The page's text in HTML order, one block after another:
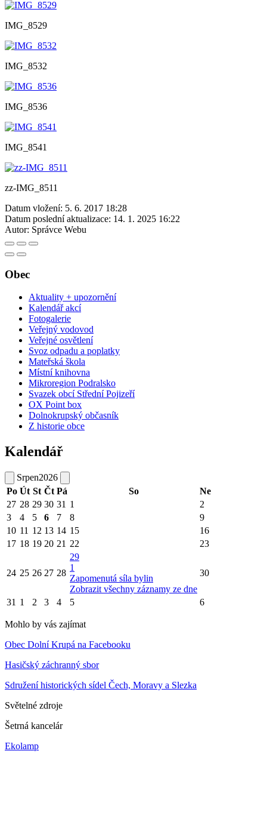
IMG_8529
IMG_8532
IMG_8536
IMG_8541
zz-IMG_8511
Datum vložení: 5. 6. 2017 18:28
Datum poslední aktualizace: 14. 1. 2025 16:22
Autor: Správce Webu
Obec
Aktuality + upozornění
Kalendář akcí
Fotogalerie
Veřejný vodovod
Veřejné osvětlení
Svoz odpadu a poplatky
Mateřská škola
Místní knihovna
Mikroregion Podralsko
Svazek obcí Střední Pojizeří
OX Point box
Dolnokrupský občasník
Z historie obce
Kalendář
Srpen2026
Po Út St Čt Pá So
Ne
27 28 29 30 31 1
2
3
4 5 6 7 8
9
10 11 12 13 14 15
16
17 18 19 20 21 22 23
24 25 26 27 28
29
1
Zapomenutá síla bylin
Zobrazit všechny záznamy ze dne
30
31 1 2 3 4 5 6
Mohlo by vás zajímat
Obec Dolní Krupá na Facebooku
Hasičský záchranný sbor
Sdružení historických sídel Čech, Moravy a Slezka
Světelné zdroje
Šetrná kancelár
Ekolamp